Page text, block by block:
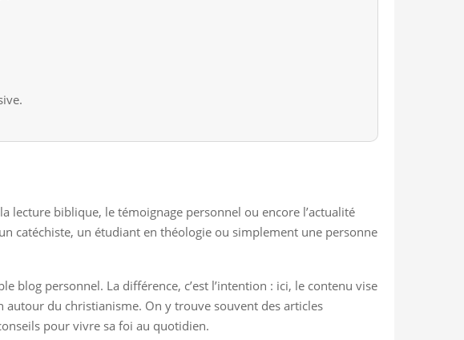
lecture biblique, le témoignage personnel ou encore l’actualité
catéchiste, un étudiant en théologie ou simplement une personne
blog personnel. La différence, c’est l’intention : ici, le contenu vise
du christianisme. On y trouve souvent des articles
pour vivre sa foi au quotidien.